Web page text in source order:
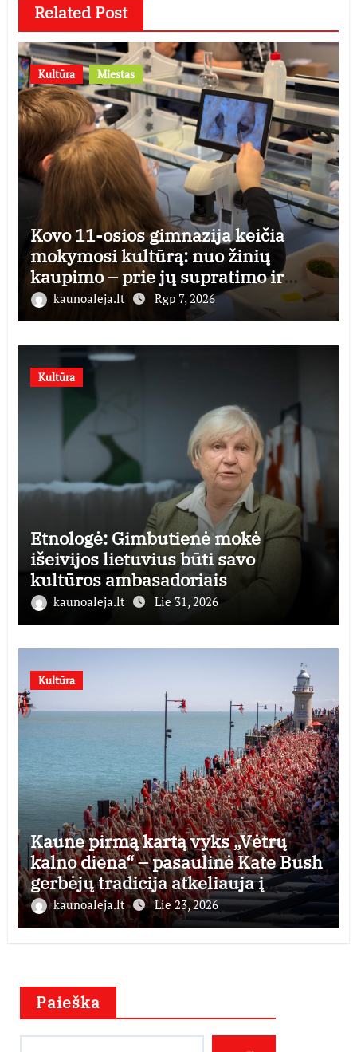
Related Post
Kultūra Miestas
Kovo 11-osios gimnazija keičia
mokymosi kultūrą: nuo žinių
kaupimo – prie jų supratimo ir
taikymo
kaunoaleja.lt Rgp 7, 2026
Kultūra
Etnologė: Gimbutienė mokė
išeivijos lietuvius būti savo
kultūros ambasadoriais
kaunoaleja.lt Lie 31, 2026
Kultūra
Kaune pirmą kartą vyks „Vėtrų
kalno diena“ – pasaulinė Kate Bush
gerbėjų tradicija atkeliauja į
Lietuvą
kaunoaleja.lt Lie 23, 2026
Paieška